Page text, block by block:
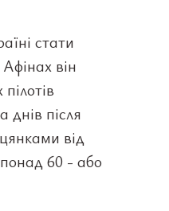
стати
він
після
від
60 - або